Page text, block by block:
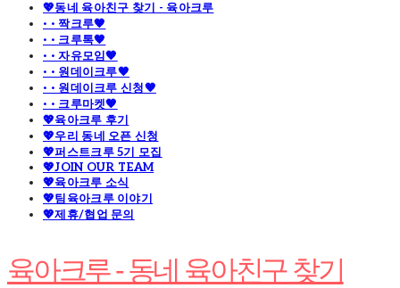
💖동네 육아친구 찾기 - 육아크루
· · 짝크루🧡
· · 크루톡🧡
· · 자유모임🧡
· · 원데이크루🧡
· · 원데이크루 신청🧡
· · 크루마켓🧡
💖육아크루 후기
💖우리 동네 오픈 신청
💖퍼스트크루 5기 모집
💖JOIN OUR TEAM
💖육아크루 소식
💖팀육아크루 이야기
💖제휴/협업 문의
육아크루 - 동네 육아친구 찾기